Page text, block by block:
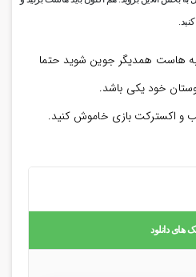
هاست همدیگر جوین شوید حتما
خود یکی باشد.
و اکسترکت بازی خاموش کنید.
های دانلود